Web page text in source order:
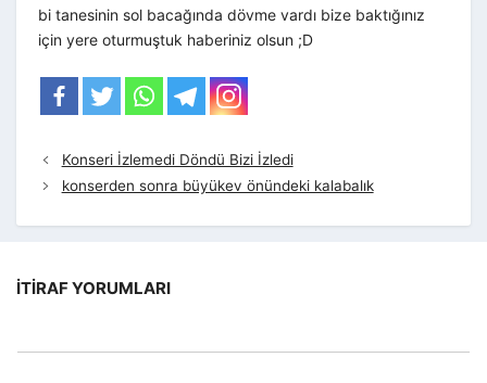
bi tanesinin sol bacağında dövme vardı bize baktığınız
için yere oturmuştuk haberiniz olsun ;D
Konseri İzlemedi Döndü Bizi İzledi
konserden sonra büyükev önündeki kalabalık
İTIRAF YORUMLARI